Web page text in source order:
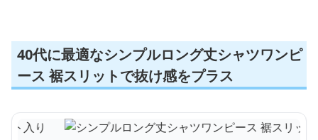
40代に最適なシンプルロング丈シャツワンピ
ース 裾スリットで抜け感をプラス